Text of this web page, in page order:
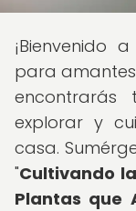
¡Bienvenido
para
explorar y
casa.
"Cultivando
Plantas que